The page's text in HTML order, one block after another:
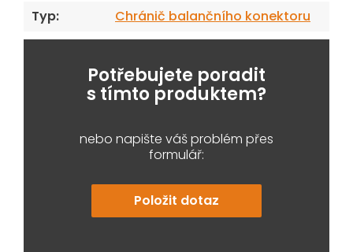
Typ: Chránič balančního konektoru
Potřebujete poradit
s tímto produktem?
nebo napište váš problém přes
formulář:
Položit dotaz